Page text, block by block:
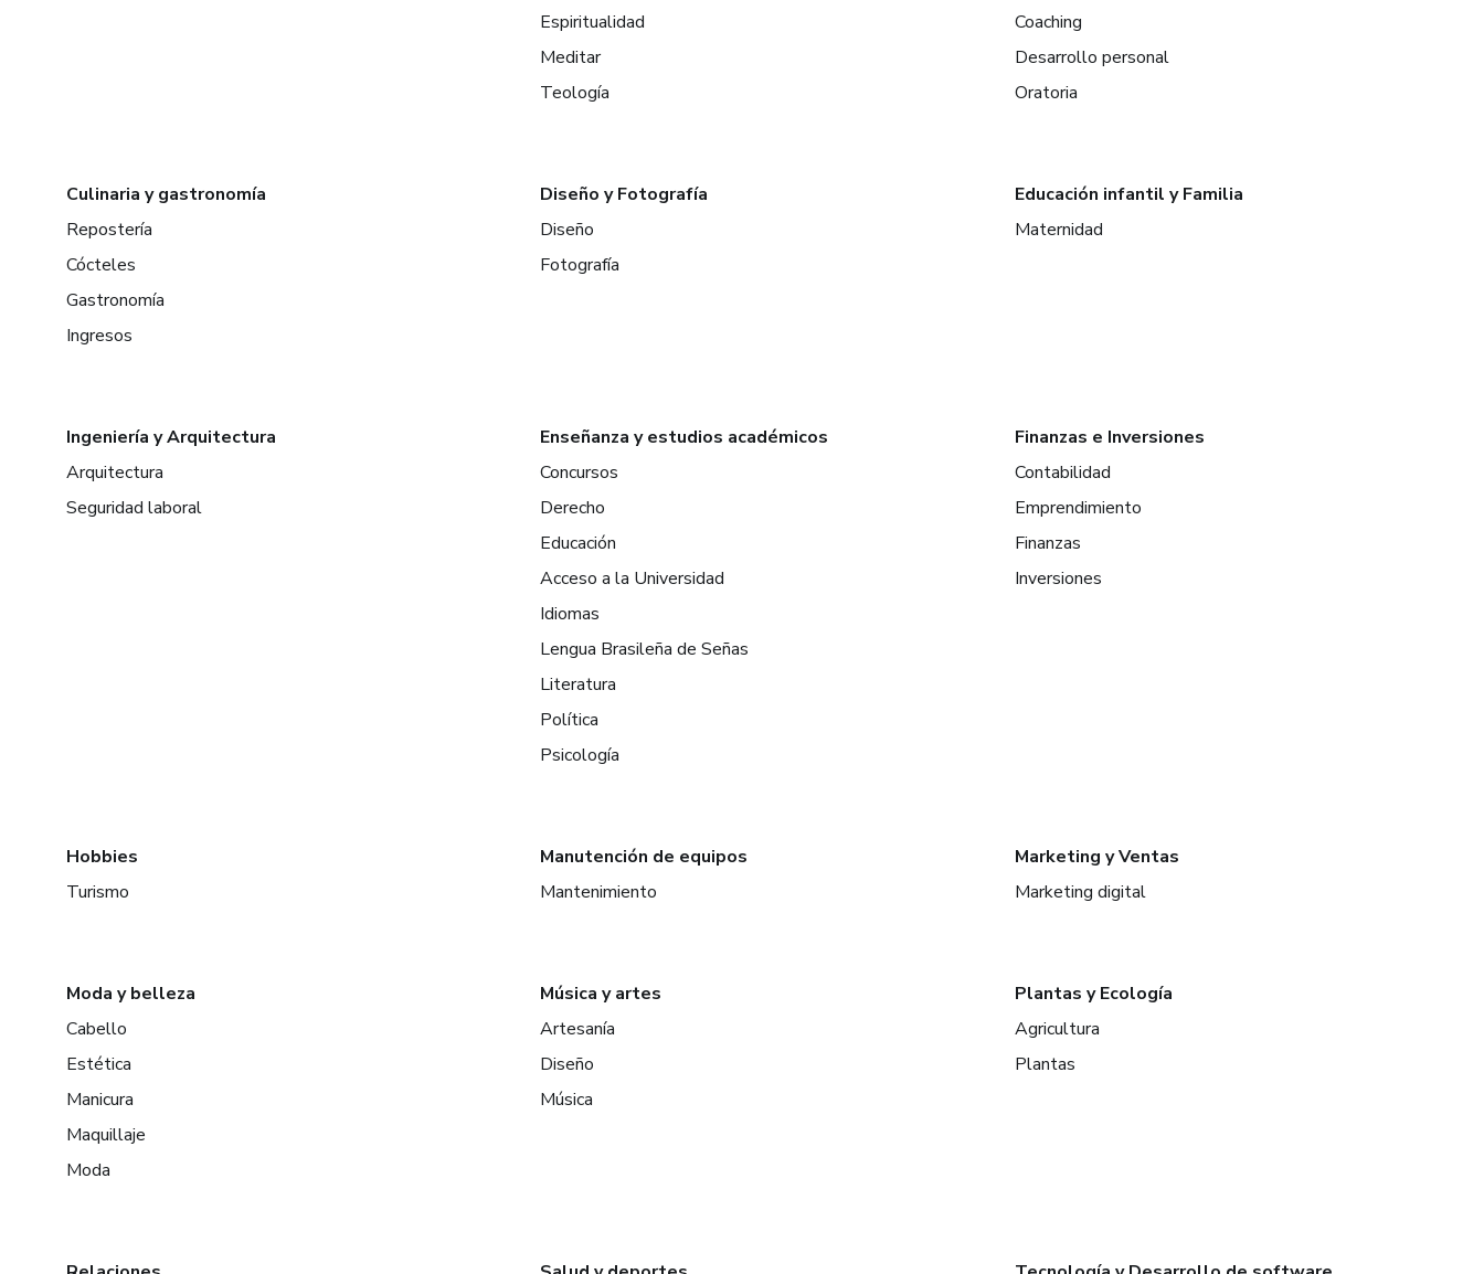
Espiritualidad
Meditar
Teología
Coaching
Desarrollo personal
Oratoria
Culinaria y gastronomía
Repostería
Cócteles
Gastronomía
Ingresos
Diseño y Fotografía
Diseño
Fotografía
Educación infantil y Familia
Maternidad
Ingeniería y Arquitectura
Arquitectura
Seguridad laboral
Enseñanza y estudios académicos
Concursos
Derecho
Educación
Acceso a la Universidad
Idiomas
Lengua Brasileña de Señas
Literatura
Política
Psicología
Finanzas e Inversiones
Contabilidad
Emprendimiento
Finanzas
Inversiones
Hobbies
Turismo
Manutención de equipos
Mantenimiento
Marketing y Ventas
Marketing digital
Moda y belleza
Cabello
Estética
Manicura
Maquillaje
Moda
Música y artes
Artesanía
Diseño
Música
Plantas y Ecología
Agricultura
Plantas